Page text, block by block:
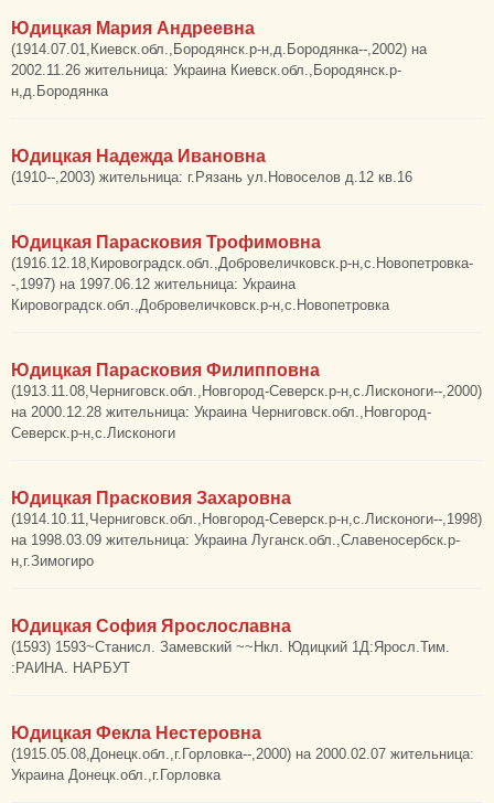
Юдицкая Мария Андреевна
(1914.07.01,Киевск.обл.,Бородянск.р-н,д.Бородянка--,2002) на
2002.11.26 жительница: Украина Киевск.обл.,Бородянск.р-
н,д.Бородянка
Юдицкая Надежда Ивановна
(1910--,2003) жительница: г.Рязань ул.Новоселов д.12 кв.16
Юдицкая Парасковия Трофимовна
(1916.12.18,Кировоградск.обл.,Добровеличковск.р-н,с.Новопетровка-
-,1997) на 1997.06.12 жительница: Украина
Кировоградск.обл.,Добровеличковск.р-н,с.Новопетровка
Юдицкая Парасковия Филипповна
(1913.11.08,Черниговск.обл.,Новгород-Северск.р-н,с.Лисконоги--,2000)
на 2000.12.28 жительница: Украина Черниговск.обл.,Новгород-
Северск.р-н,с.Лисконоги
Юдицкая Прасковия Захаровна
(1914.10.11,Черниговск.обл.,Новгород-Северск.р-н,с.Лисконоги--,1998)
на 1998.03.09 жительница: Украина Луганск.обл.,Славеносербск.р-
н,г.Зимогиро
Юдицкая София Ярослославна
(1593) 1593~Станисл. Замевский ~~Нкл. Юдицкий 1Д:Яросл.Тим.
:РАИНА. НАРБУТ
Юдицкая Фекла Нестеровна
(1915.05.08,Донецк.обл.,г.Горловка--,2000) на 2000.02.07 жительница:
Украина Донецк.обл.,г.Горловка